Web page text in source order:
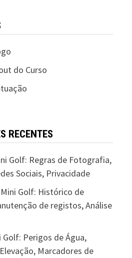
do Curso
RECENTES
Golf: Regras de Fotografia,
Sociais, Privacidade
Golf: Histórico de
de registos, Análise
Golf: Perigos de Água,
Marcadores de